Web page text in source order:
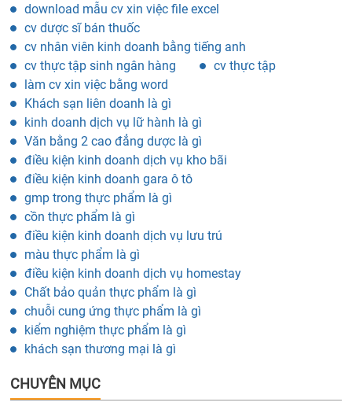
download mẫu cv xin việc file excel
cv dược sĩ bán thuốc
cv nhân viên kinh doanh bằng tiếng anh
cv thực tập sinh ngân hàng
cv thực tập
làm cv xin việc bằng word
Khách sạn liên doanh là gì
kinh doanh dịch vụ lữ hành là gì
Văn bằng 2 cao đẳng dược là gì
điều kiện kinh doanh dịch vụ kho bãi
điều kiện kinh doanh gara ô tô
gmp trong thực phẩm là gì
cồn thực phẩm là gì
điều kiện kinh doanh dịch vụ lưu trú
màu thực phẩm là gì
điều kiện kinh doanh dịch vụ homestay
Chất bảo quản thực phẩm là gì
chuỗi cung ứng thực phẩm là gì
kiểm nghiệm thực phẩm là gì
khách sạn thương mại là gì
CHUYÊN MỤC